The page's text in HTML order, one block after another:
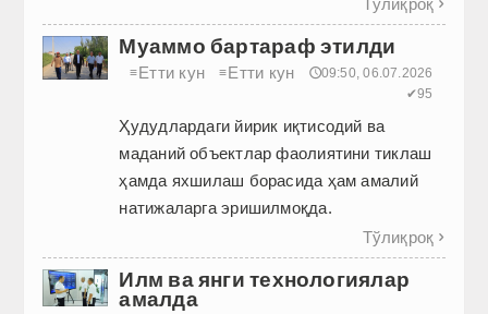
Тўлиқроқ 
Муаммо бартараф этилди
≡Етти кун ≡Етти кун
🕔09:50, 06.07.2026
✔95
Ҳудудлардаги йирик иқтисодий ва
маданий объектлар фаолиятини тиклаш
ҳамда яхшилаш борасида ҳам амалий
натижаларга эришилмоқда.
Тўлиқроқ 
Илм ва янги технологиялар
амалда